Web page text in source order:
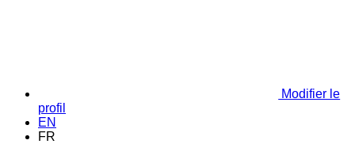
Modifier le
profil
EN
FR